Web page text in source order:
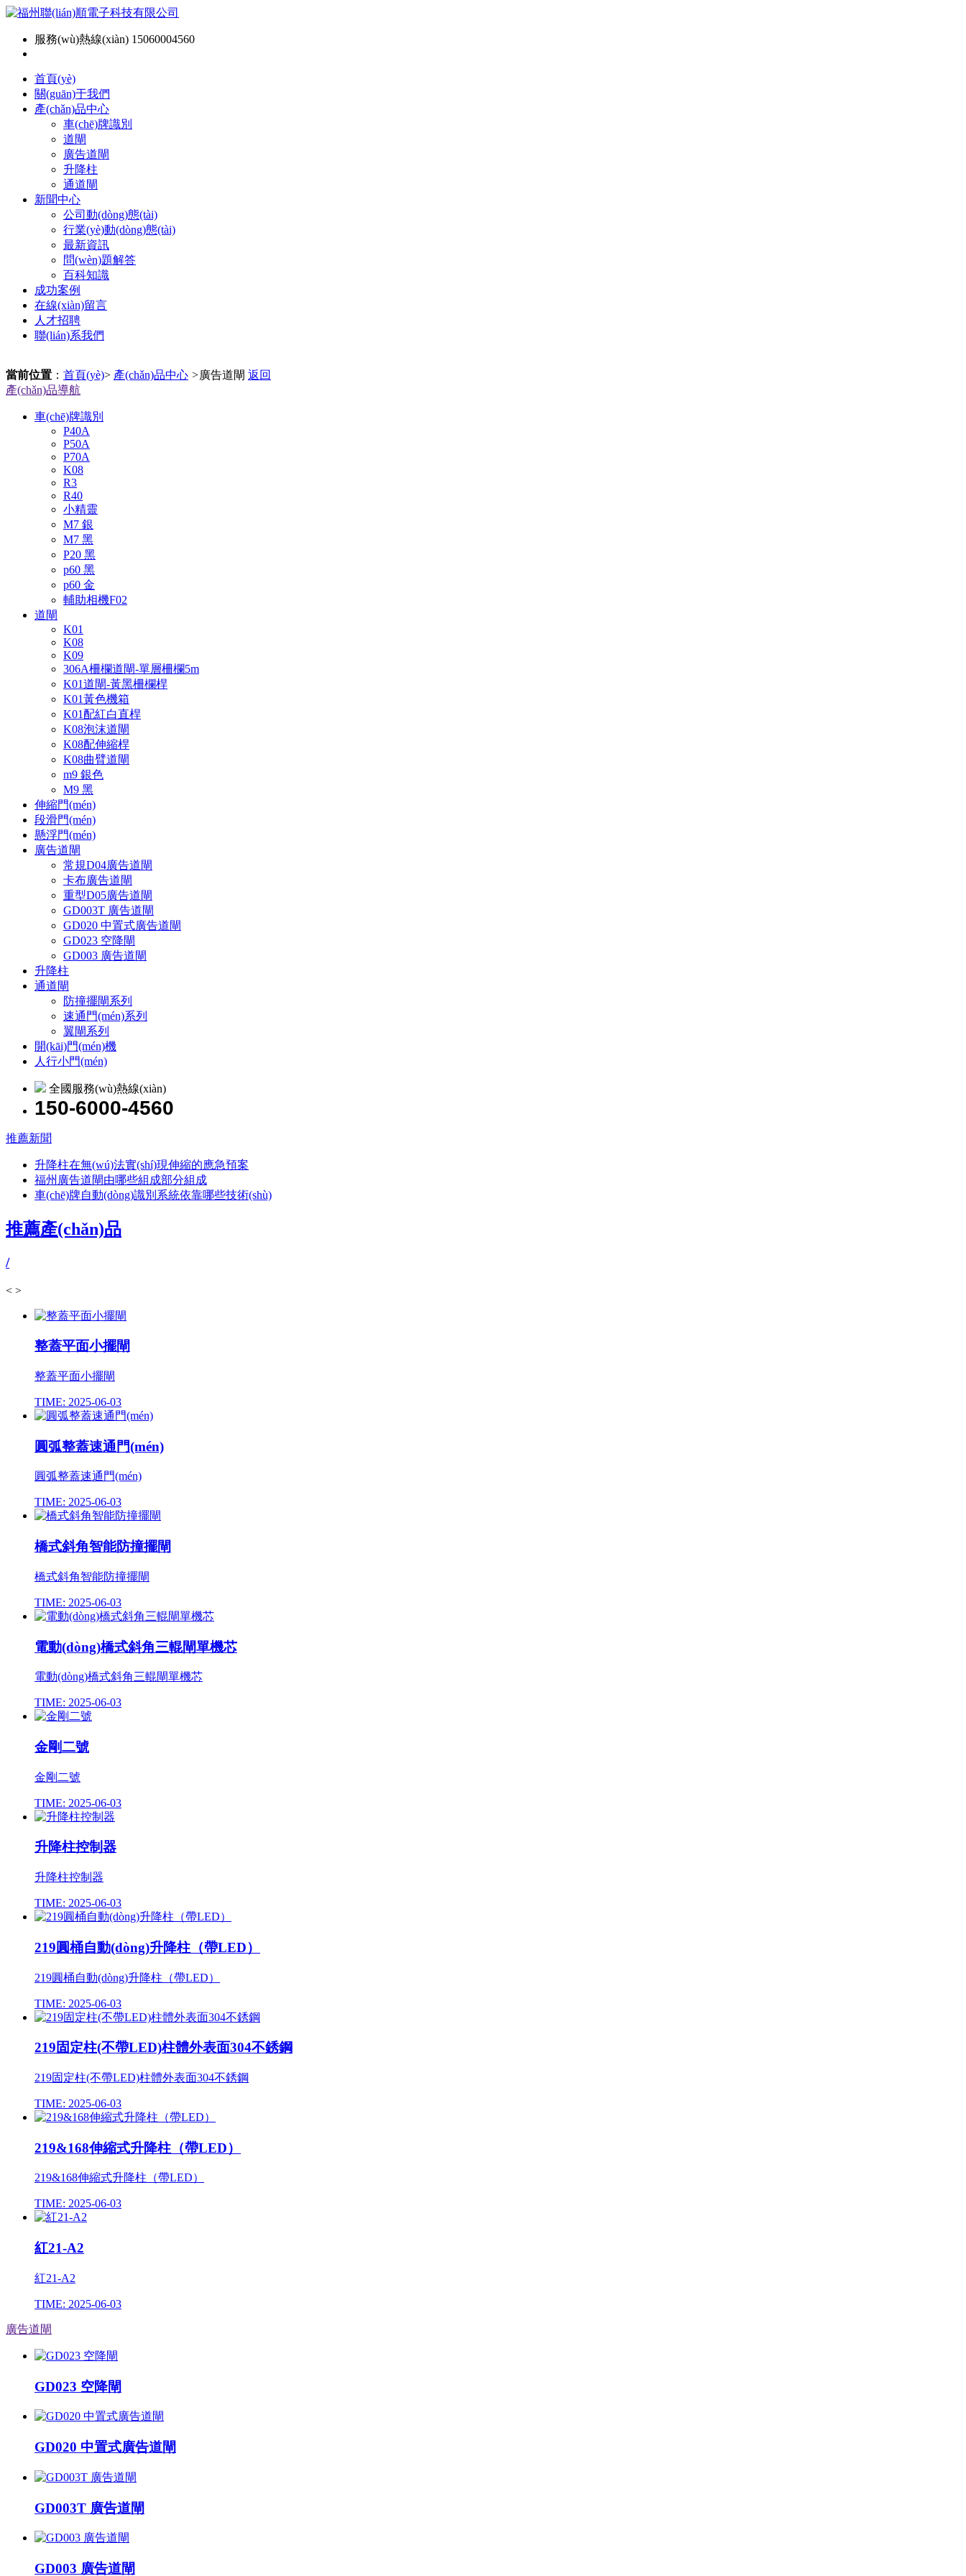
服務(wù)熱線(xiàn) 15060004560
首頁(yè)
關(guān)于我們
產(chǎn)品中心
車(chē)牌識別
道閘
廣告道閘
升降柱
通道閘
新聞中心
公司動(dòng)態(tài)
行業(yè)動(dòng)態(tài)
最新資訊
問(wèn)題解答
百科知識
成功案例
在線(xiàn)留言
人才招聘
聯(lián)系我們
當前位置 ： 首頁(yè)> 產(chǎn)品中心 >廣告道閘 返回
產(chǎn)品導航
車(chē)牌識別
P40A
P50A
P70A
K08
R3
R40
小精靈
M7 銀
M7 黑
P20 黑
p60 黑
p60 金
輔助相機F02
道閘
K01
K08
K09
306A柵欄道閘-單層柵欄5m
K01道閘-黃黑柵欄桿
K01黃色機箱
K01配紅白直桿
K08泡沫道閘
K08配伸縮桿
K08曲臂道閘
m9 銀色
M9 黑
伸縮門(mén)
段滑門(mén)
懸浮門(mén)
廣告道閘
常規D04廣告道閘
卡布廣告道閘
重型D05廣告道閘
GD003T 廣告道閘
GD020 中置式廣告道閘
GD023 空降閘
GD003 廣告道閘
升降柱
通道閘
防撞擺閘系列
速通門(mén)系列
翼閘系列
開(kāi)門(mén)機
人行小門(mén)
全國服務(wù)熱線(xiàn)
150-6000-4560
推薦新聞
升降柱在無(wú)法實(shí)現伸縮的應急預案
福州廣告道閘由哪些組成部分組成
車(chē)牌自動(dòng)識別系統依靠哪些技術(shù)
推薦產(chǎn)品
/
< >
整蓋平面小擺閘
整蓋平面小擺閘
TIME: 2025-06-03
圓弧整蓋速通門(mén)
圓弧整蓋速通門(mén)
TIME: 2025-06-03
橋式斜角智能防撞擺閘
橋式斜角智能防撞擺閘
TIME: 2025-06-03
電動(dòng)橋式斜角三輥閘單機芯
電動(dòng)橋式斜角三輥閘單機芯
TIME: 2025-06-03
金剛二號
金剛二號
TIME: 2025-06-03
升降柱控制器
升降柱控制器
TIME: 2025-06-03
219圓桶自動(dòng)升降柱（帶LED）
219圓桶自動(dòng)升降柱（帶LED）
TIME: 2025-06-03
219固定柱(不帶LED)柱體外表面304不銹鋼
219固定柱(不帶LED)柱體外表面304不銹鋼
TIME: 2025-06-03
219&168伸縮式升降柱（帶LED）
219&168伸縮式升降柱（帶LED）
TIME: 2025-06-03
紅21-A2
紅21-A2
TIME: 2025-06-03
廣告道閘
GD023 空降閘
GD020 中置式廣告道閘
GD003T 廣告道閘
GD003 廣告道閘